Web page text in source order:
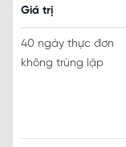
Giá trị
40 ngày thực đơn
không trùng lặp